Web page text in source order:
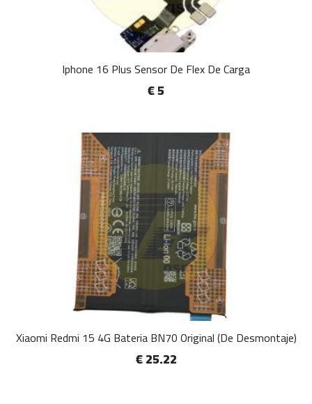
Iphone 16 Plus Sensor De Flex De Carga
€ 5
Xiaomi Redmi 15 4G Bateria BN70 Original (De Desmontaje)
€ 25.22